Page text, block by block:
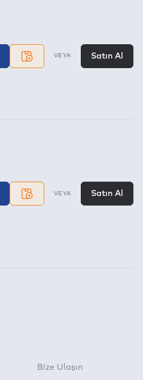
VEYA Satın Al
VEYA Satın Al
Bize Ulaşın